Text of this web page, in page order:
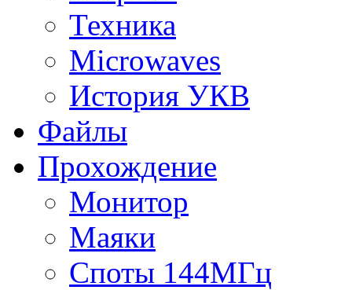
Техника
Microwaves
История УКВ
Файлы
Прохождение
Монитор
Маяки
Споты 144МГц